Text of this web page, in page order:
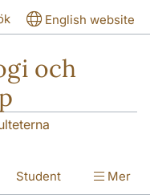
English website
och
Student Mer